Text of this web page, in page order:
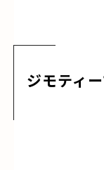
ジモティ